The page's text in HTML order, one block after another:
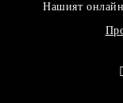
Нашият онлайн